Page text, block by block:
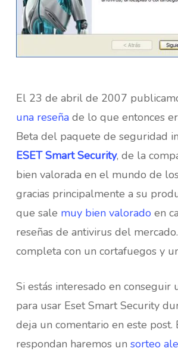
El 23 de abril de 2007
una reseñade lo que entonces
Beta del paquete de seguridad
ESET Smart Security, de la
bien valorada en el mundo de
gracias principalmente a su
que sale muy bien valoradoen
reseñas de antivirus del
completa con un cortafuegos y
Si estás interesado en conseguir
para usar Eset Smart Security
deja un comentario en este post.
respondan haremos un sorteo